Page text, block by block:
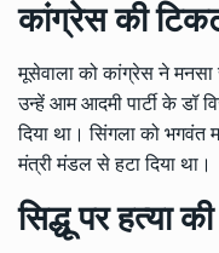
कांग्रेस की
मूसेवाला को कांग्रेस ने मनसा
उन्हें आम आदमी पार्टी के डॉ
दिया था। सिंगला को भगवंत
मंत्री मंडल से हटा दिया था।
सिद्धू पर हत्या